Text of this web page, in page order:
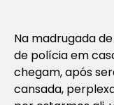
Na madrugada
de polícia em
chegam, após
cansada,